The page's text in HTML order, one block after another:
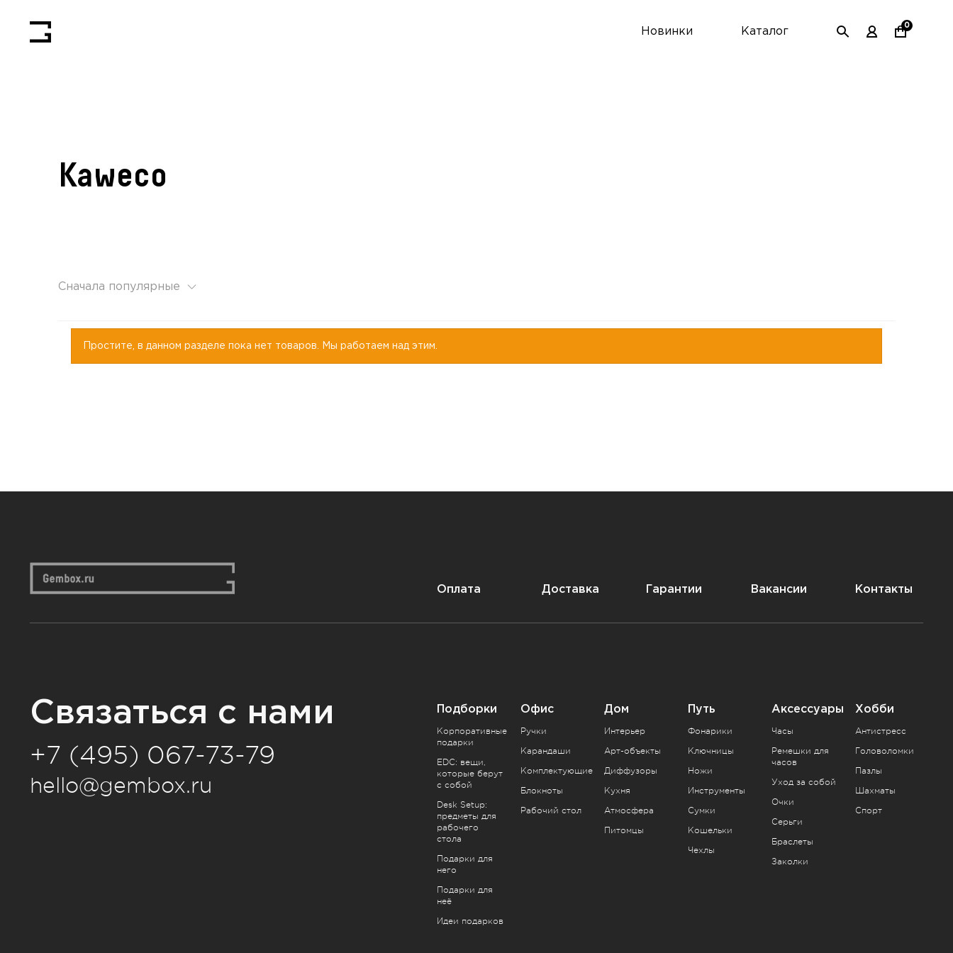
Новинки Каталог
0
Kaweco
Сначала популярные
Простите, в данном разделе пока нет товаров. Мы работаем над этим.
Оплата Доставка Гарантии Вакансии Контакты
Связаться с нами
+7 (495) 067-73-79
hello@gembox.ru
Подборки
Корпоративные
подарки
EDC: вещи,
которые берут
с собой
Desk Setup:
предметы для
рабочего
стола
Подарки для
него
Подарки для
неё
Идеи подарков
Офис
Ручки
Карандаши
Комплектующие
Блокноты
Рабочий стол
Дом
Интерьер
Арт-объекты
Диффузоры
Кухня
Атмосфера
Питомцы
Путь
Фонарики
Ключницы
Ножи
Инструменты
Сумки
Кошельки
Чехлы
Аксессуары
Часы
Ремешки для
часов
Уход за собой
Очки
Серьги
Браслеты
Заколки
Хобби
Антистресс
Головоломки
Пазлы
Шахматы
Спорт